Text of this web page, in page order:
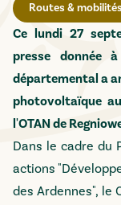
Routes & mobilités
Ce lundi 27
presse donnée
départemental a
photovoltaïque
l'OTAN de
Dans le cadre du
actions
des Ardennes", le